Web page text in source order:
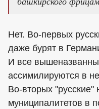
Нет. Во-первых
даже бурят в
И все
ассимилируются в
Во-вторых "русские"
муниципалитетов в